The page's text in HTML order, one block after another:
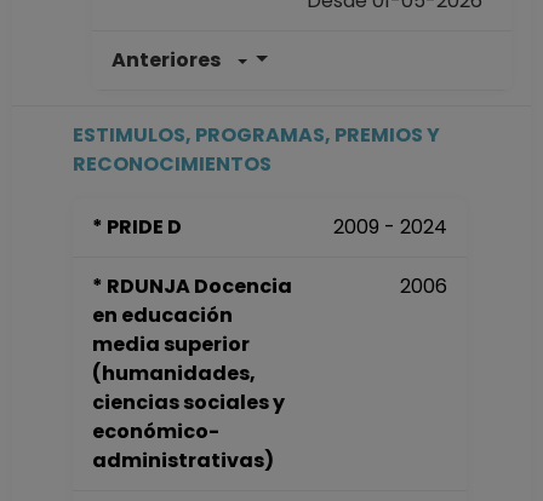
Anteriores
Escuela Nacional
"Naucalpan"
hasta 30-04-2026
ESTIMULOS, PROGRAMAS, PREMIOS Y
RECONOCIMIENTOS
* PRIDE D 2009 - 2024
* RDUNJA Docencia
en educación
media superior
(humanidades,
ciencias sociales y
económico-
administrativas)
2006